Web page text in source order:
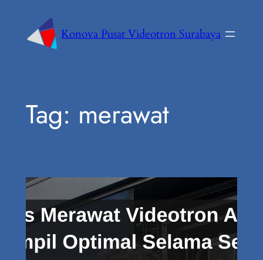
Konova Pusat Videotron Surabaya
Tag: merawat